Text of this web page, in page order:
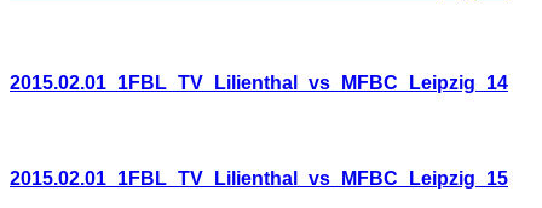
2015.02.01_1FBL_TV_Lilienthal_vs_MFBC_Leipzig_14
2015.02.01_1FBL_TV_Lilienthal_vs_MFBC_Leipzig_15